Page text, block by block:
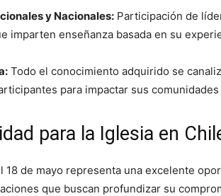
y Nacionales: Participación de
imparten enseñanza basada en su
Todo el conocimiento adquirido se
para impactar sus
para la Iglesia en
18 de mayo representa una excelente
que buscan profundizar su